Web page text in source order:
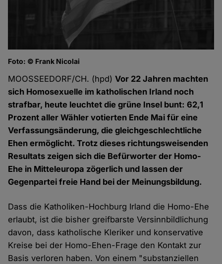
Foto: © Frank Nicolai
MOOSSEEDORF/CH. (hpd)Vor 22 Jahren machten
sich Homosexuelle im katholischen Irland noch
strafbar, heute leuchtet die grüne Insel bunt: 62,1
Prozent aller Wähler votierten Ende Mai für eine
Verfassungsänderung, die gleichgeschlechtliche
Ehen ermöglicht. Trotz dieses richtungsweisenden
Resultats zeigen sich die Befürworter der Homo-
Ehe in Mitteleuropa zögerlich und lassen der
Gegenpartei freie Hand bei der Meinungsbildung.
Dass die Katholiken-Hochburg Irland die Homo-Ehe
erlaubt, ist die bisher greifbarste Versinnbildlichung
davon, dass katholische Kleriker und konservative
Kreise bei der Homo-Ehen-Frage den Kontakt zur
Basis verloren haben. Von einem "substanziellen